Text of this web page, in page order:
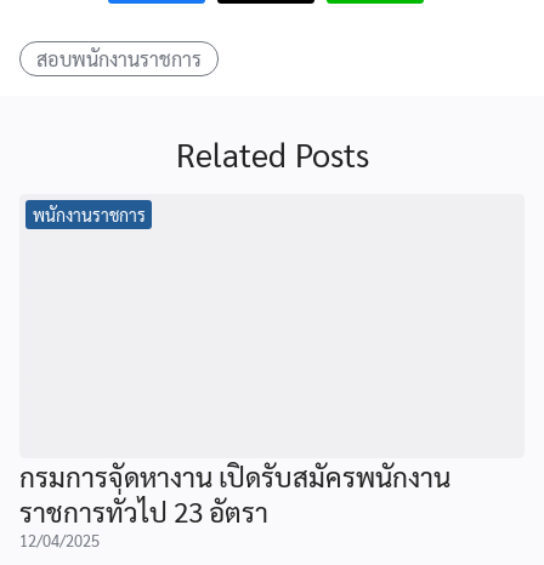
สอบพนักงานราชการ
Related Posts
พนักงานราชการ
กรมการจัดหางาน เปิดรับสมัครพนักงาน
ราชการทั่วไป 23 อัตรา
12/04/2025